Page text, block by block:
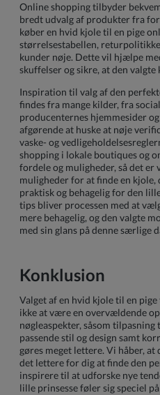
Online shopping tilbyder
bredt udvalg af produkter fra
køber en hvid kjole til en pige
størrelsestabellen,
kunder nøje. Dette vil hjælpe
skuffelser og sikre, at den
Inspiration til valg af den
findes fra mange kilder, fra
producenternes hjemmesider
afgørende at huske at nøje
vaske- og
shopping i lokale boutiques og
fordele og muligheder, så det er
muligheder for at finde en kjole,
praktisk og behagelig for den
tips bliver processen med at
mere behagelig, og den valgte
med sin glans på denne særlige
Konklusion
Valget af en hvid kjole til en
ikke at være en overvældende
nøgleaspekter, såsom
passende stil og design samt
gøres meget lettere. Vi håber,
det lettere for dig at finde den
inspirere til at udforske nye
lille prinsesse føler sig speciel